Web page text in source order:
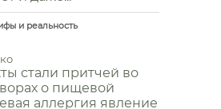
и реальность
стали притчей во
о пищевой
аллергия явление